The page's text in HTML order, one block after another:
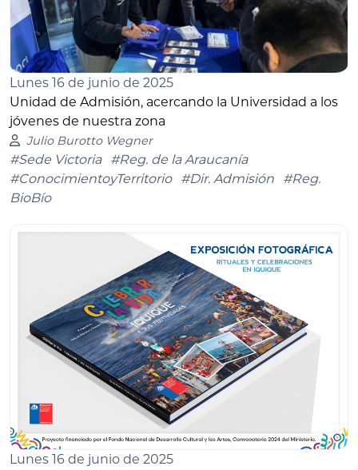
Lunes 16 de junio de 2025
Unidad de Admisión, acercando la Universidad a los
jóvenes de nuestra zona
Julio Burotto Wegner
#Sede Victoria
#Reg. de la Araucanía
#ConocimientoyTerritorio
#Dir. Admisión
#Reg.
BioBío
Lunes 16 de junio de 2025